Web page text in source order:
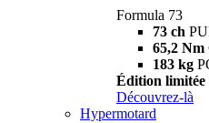
Formula 73
73 ch
65,2 Nm
183 kg
Édition limitée
Découvrez-là
Hypermotard